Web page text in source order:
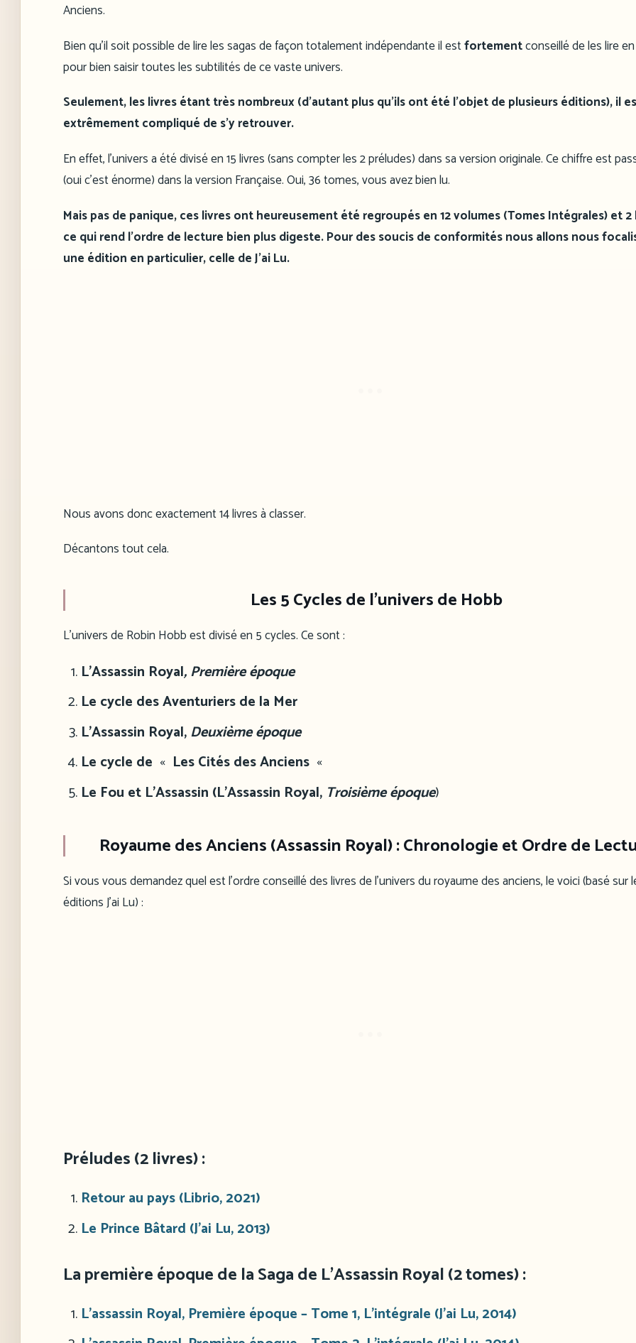
Anciens.
Bien qu’il soit possible de lire les sagas de façon totalement indépendante il estfortementconseillé de les lire
pour bien saisir toutes les subtilités de ce vaste univers.
Seulement, les livres étant très nombreux (d’autant plus qu’ils ont été l’objet de plusieurs éditions), il
extrêmement compliqué de s’y retrouver.
En effet, l’univers a été divisé en 15 livres (sans compter les 2 préludes) dans sa version originale. Ce chiffre est
(oui c’est énorme) dans la version Française. Oui, 36 tomes, vous avez bien lu.
Mais pas de panique, ces livres ont heureusement été regroupés en 12 volumes (Tomes Intégrales) et 2
ce qui rend l’ordre de lecture bien plus digeste. Pour des soucis de conformités nous allons nous
une édition en particulier, celle de J’ai Lu.
Nous avons donc exactement 14 livres à classer.
Décantons tout cela.
Les 5 Cycles de l’univers de Hobb
L’univers de Robin Hobb est divisé en 5 cycles. Ce sont :
L’Assassin Royal, Première époque
Le cycle des Aventuriers de la Mer
L’Assassin Royal,Deuxième époque
Le cycle de « Les Cités des Anciens «
Le Fou et L’Assassin (L’Assassin Royal, Troisième époque)
Royaume des Anciens (Assassin Royal) : Chronologie et Ordre de
Si vous vous demandez quel est l’ordre conseillé des livres de l’univers du royaume des anciens, le voici (basé sur
éditions J’ai Lu) :
Préludes (2 livres) :
Retour au pays (Librio, 2021)
Le Prince Bâtard (J’ai Lu, 2013)
La première époque de la Saga de L’Assassin Royal (2 tomes) :
L’assassin Royal, Première époque – Tome 1, L’intégrale (J’ai Lu, 2014)